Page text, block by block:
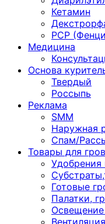
Кетамин
PCP
Медицина
Основа
Твердый
Россыпь
Реклама
SMM
Наружная
Спам/
Товары для
Удобрения
Готовые
Палатки,
Вентиляция